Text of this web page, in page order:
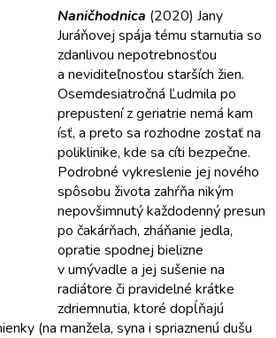
Naničhodnica (2020) Jany
Juráňovej spája tému starnutia so
zdanlivou nepotrebnosťou
a neviditeľnosťou starších žien.
Osemdesiatročná Ľudmila po
prepustení z geriatrie nemá kam
ísť, a preto sa rozhodne zostať na
poliklinike, kde sa cíti bezpečne.
Podrobné vykreslenie jej nového
spôsobu života zahŕňa nikým
nepovšimnutý každodenný presun
po čakárňach, zháňanie jedla,
opratie spodnej bielizne
v umývadle a jej sušenie na
radiátore či pravidelné krátke
zdriemnutia, ktoré dopĺňajú
(na manžela, syna i spriaznenú dušu